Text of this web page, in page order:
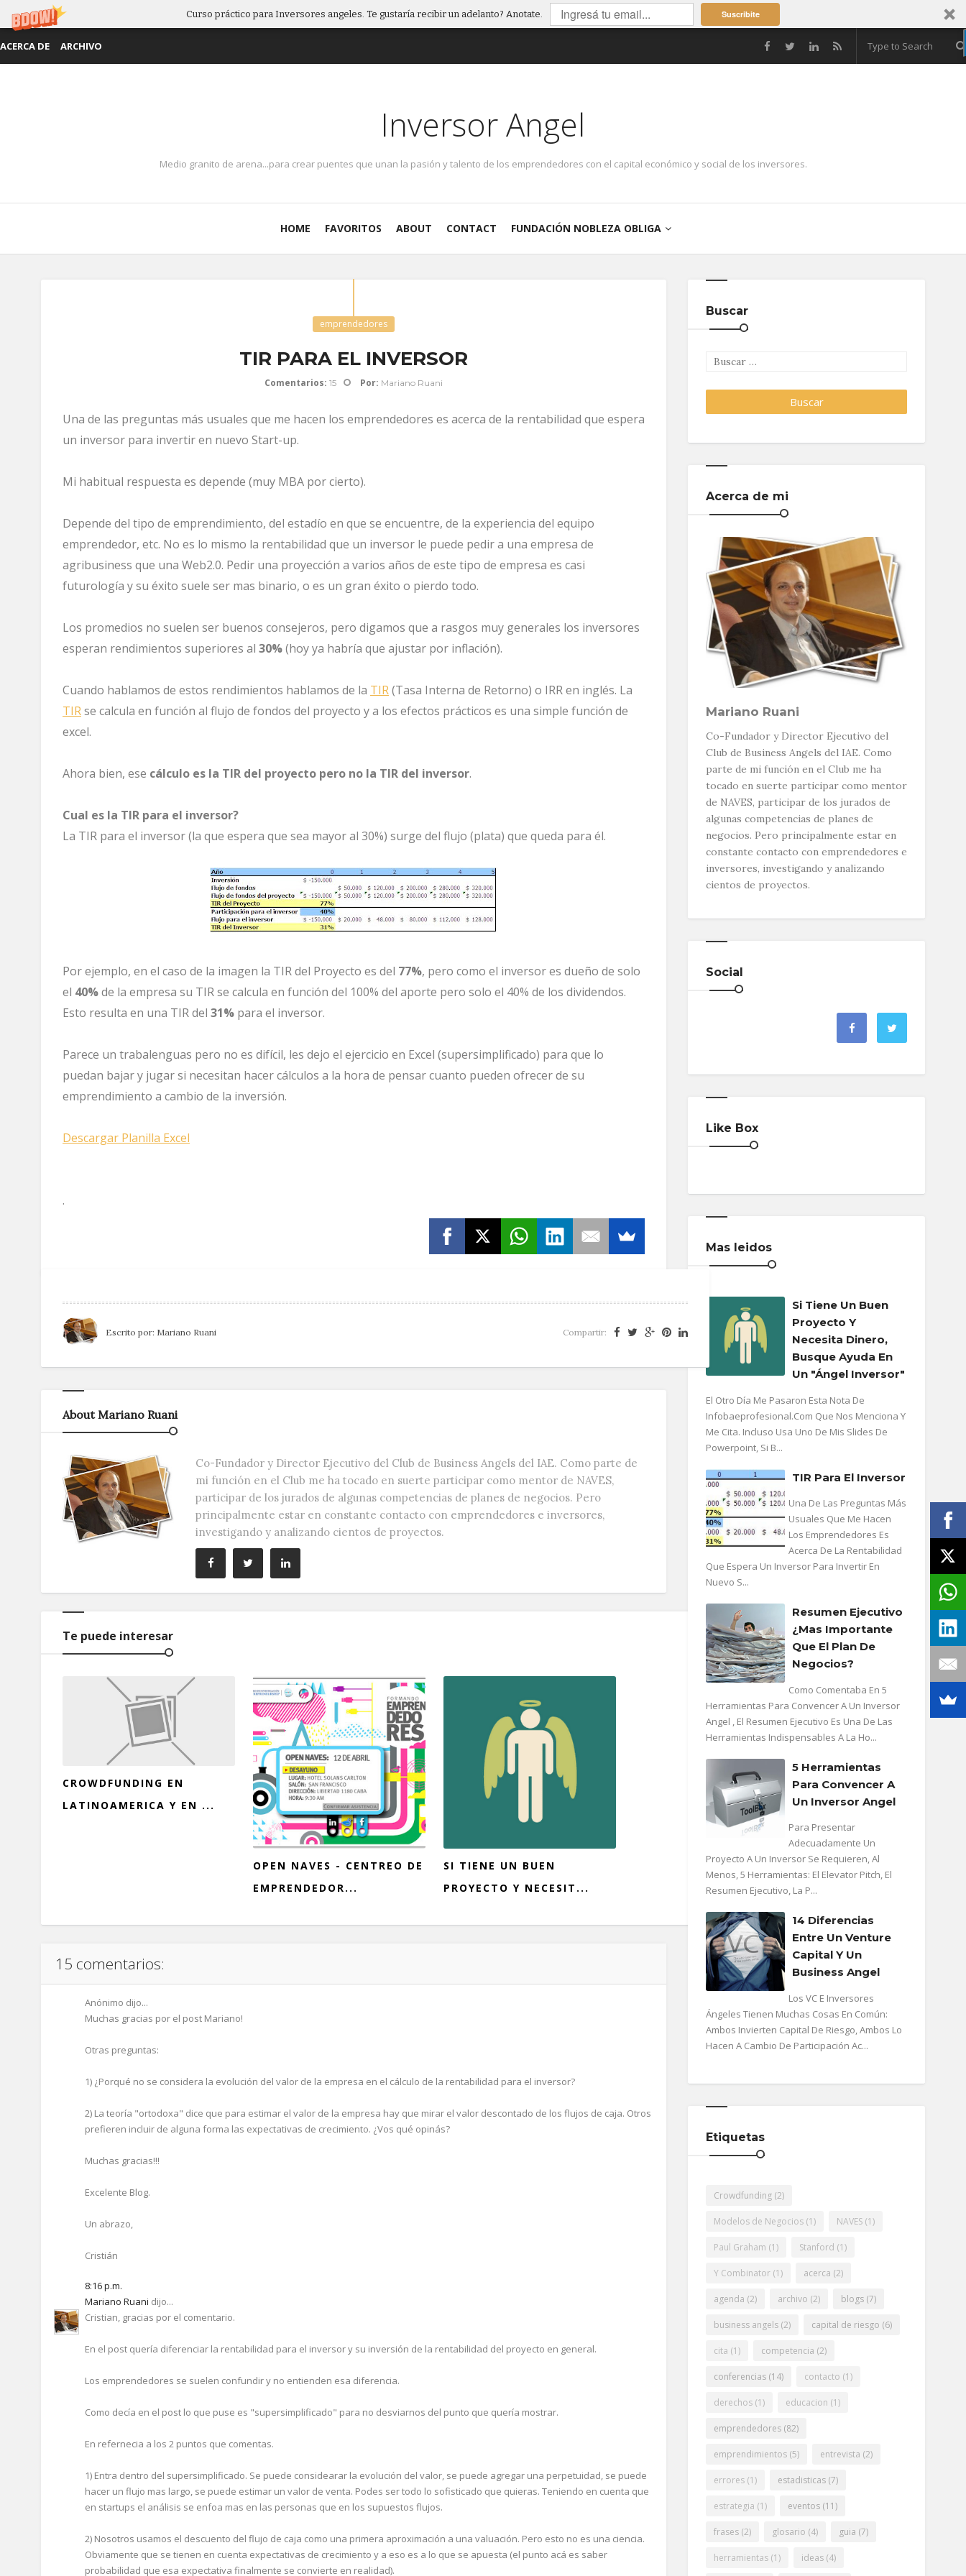
Curso práctico para Inversores angeles. Te gustaría recibir un adelanto? Anotate. Suscribite
ACERCA DE ARCHIVO
Inversor Angel
Medio granito de arena...para crear puentes que unan la pasión y talento de los emprendedores con el capital económico y social de los inversores.
HOME FAVORITOS ABOUT CONTACT FUNDACIÓN NOBLEZA OBLIGA
emprendedores
TIR PARA EL INVERSOR
Comentarios: 15 Por: Mariano Ruani
Una de las preguntas más usuales que me hacen los emprendedores es acerca de la rentabilidad que espera
un inversor para invertir en nuevo Start-up.
Mi habitual respuesta es depende (muy MBA por cierto).
Depende del tipo de emprendimiento, del estadío en que se encuentre, de la experiencia del equipo
emprendedor, etc. No es lo mismo la rentabilidad que un inversor le puede pedir a una empresa de
agribusiness que una Web2.0. Pedir una proyección a varios años de este tipo de empresa es casi
futurología y su éxito suele ser mas binario, o es un gran éxito o pierdo todo.
Los promedios no suelen ser buenos consejeros, pero digamos que a rasgos muy generales los inversores
esperan rendimientos superiores al 30%(hoy ya habría que ajustar por inflación).
Cuando hablamos de estos rendimientos hablamos de la TIR(Tasa Interna de Retorno) o IRR en inglés. La
TIRse calcula en función al flujo de fondos del proyecto y a los efectos prácticos es una simple función de
excel.
Ahora bien, ese cálculo es la TIR del proyecto pero no la TIR del inversor.
Cual es la TIR para el inversor?
La TIR para el inversor (la que espera que sea mayor al 30%) surge del flujo (plata) que queda para él.
Por ejemplo, en el caso de la imagen la TIR del Proyecto es del 77%, pero como el inversor es dueño de solo
el 40%de la empresa su TIR se calcula en función del 100% del aporte pero solo el 40% de los dividendos.
Esto resulta en una TIR del 31% para el inversor.
Parece un trabalenguas pero no es difícil, les dejo el ejercicio en Excel (supersimplificado) para que lo
puedan bajar y jugar si necesitan hacer cálculos a la hora de pensar cuanto pueden ofrecer de su
emprendimiento a cambio de la inversión.
Descargar Planilla Excel
.
Escrito por: Mariano Ruani Compartir:
About Mariano Ruani
Co-Fundador y Director Ejecutivo del Club de Business Angels del IAE. Como parte de
mi función en el Club me ha tocado en suerte participar como mentor de NAVES,
participar de los jurados de algunas competencias de planes de negocios. Pero
principalmente estar en constante contacto con emprendedores e inversores,
investigando y analizando cientos de proyectos.
Te puede interesar
CROWDFUNDING EN
LATINOAMERICA Y EN ...
OPEN NAVES - CENTREO DE
EMPRENDEDOR...
SI TIENE UN BUEN
PROYECTO Y NECESIT...
15 comentarios:
Anónimo dijo...
Muchas gracias por el post Mariano!
Otras preguntas:
1) ¿Porqué no se considera la evolución del valor de la empresa en el cálculo de la rentabilidad para el inversor?
2) La teoría "ortodoxa" dice que para estimar el valor de la empresa hay que mirar el valor descontado de los flujos de caja. Otros
prefieren incluir de alguna forma las expectativas de crecimiento. ¿Vos qué opinás?
Muchas gracias!!!
Excelente Blog.
Un abrazo,
Cristián
8:16 p.m.
Mariano Ruani dijo...
Cristian, gracias por el comentario.
En el post quería diferenciar la rentabilidad para el inversor y su inversión de la rentabilidad del proyecto en general.
Los emprendedores se suelen confundir y no entienden esa diferencia.
Como decía en el post lo que puse es "supersimplificado" para no desviarnos del punto que quería mostrar.
En refernecia a los 2 puntos que comentas.
1) Entra dentro del supersimplificado. Se puede considearar la evolución del valor, se puede agregar una perpetuidad, se puede
hacer un flujo mas largo, se puede estimar un valor de venta. Podes ser todo lo sofisticado que quieras. Teniendo en cuenta que
en startups el análisis se enfoa mas en las personas que en los supuestos flujos.
2) Nosotros usamos el descuento del flujo de caja como una primera aproximación a una valuación. Pero esto no es una ciencia.
Obviamente que se tienen en cuenta expectativas de crecimiento y a eso es a lo que se apuesta (el punto acá es saber
probabilidad que esa expectativa finalmente se convierte en realidad).
Buscar
Acerca de mi
Mariano Ruani
Co-Fundador y Director Ejecutivo del
Club de Business Angels del IAE. Como
parte de mi función en el Club me ha
tocado en suerte participar como mentor
de NAVES, participar de los jurados de
algunas competencias de planes de
negocios. Pero principalmente estar en
constante contacto con emprendedores e
inversores, investigando y analizando
cientos de proyectos.
Social
Like Box
Mas leidos
Si Tiene Un Buen
Proyecto Y
Necesita Dinero,
Busque Ayuda En
Un "ángel Inversor"
El Otro Día Me Pasaron Esta Nota De
Infobaeprofesional.com Que Nos Menciona Y
Me Cita. Incluso Usa Uno De Mis Slides De
Powerpoint, Si B...
TIR Para El Inversor
Una De Las Preguntas Más
Usuales Que Me Hacen
Los Emprendedores Es
Acerca De La Rentabilidad
Que Espera Un Inversor Para Invertir En
Nuevo S...
Resumen Ejecutivo
¿mas Importante
Que El Plan De
Negocios?
Como Comentaba En 5
Herramientas Para Convencer A Un Inversor
Angel , El Resumen Ejecutivo Es Una De Las
Herramientas Indispensables A La Ho...
5 Herramientas
Para Convencer A
Un Inversor Angel
Para Presentar
Adecuadamente Un
Proyecto A Un Inversor Se Requieren, Al
Menos, 5 Herramientas: El Elevator Pitch, El
Resumen Ejecutivo, La P...
14 Diferencias
Entre Un Venture
Capital Y Un
Business Angel
Los VC E Inversores
Ángeles Tienen Muchas Cosas En Común:
Ambos Invierten Capital De Riesgo, Ambos Lo
Hacen A Cambio De Participación Ac...
Etiquetas
Crowdfunding (2)
Modelos de Negocios (1) NAVES (1)
Paul Graham (1) Stanford (1)
Y Combinator (1) acerca (2)
agenda (2) archivo (2) blogs (7)
business angels (2) capital de riesgo (6)
cita (1) competencia (2)
conferencias (14) contacto (1)
derechos (1) educacion (1)
emprendedores (82)
emprendimientos (5) entrevista (2)
errores (1) estadisticas (7)
estrategia (1) eventos (11)
frases (2) glosario (4) guia (7)
herramientas (1) ideas (4)